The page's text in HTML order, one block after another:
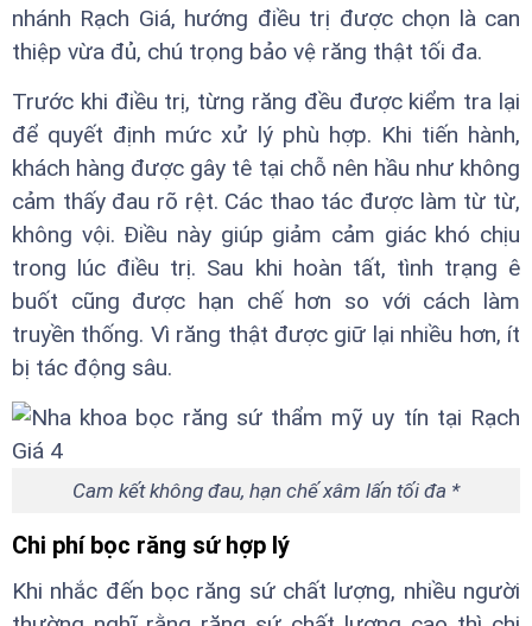
nhánh Rạch Giá, hướng điều trị được chọn là can
thiệp vừa đủ, chú trọng bảo vệ răng thật tối đa.
Trước khi điều trị, từng răng đều được kiểm tra lại
để quyết định mức xử lý phù hợp. Khi tiến hành,
khách hàng được gây tê tại chỗ nên hầu như không
cảm thấy đau rõ rệt. Các thao tác được làm từ từ,
không vội. Điều này giúp giảm cảm giác khó chịu
trong lúc điều trị. Sau khi hoàn tất, tình trạng ê
buốt cũng được hạn chế hơn so với cách làm
truyền thống. Vì răng thật được giữ lại nhiều hơn, ít
bị tác động sâu.
Cam kết không đau, hạn chế xâm lấn tối đa *
Chi phí bọc răng sứ hợp lý
Khi nhắc đến bọc răng sứ chất lượng, nhiều người